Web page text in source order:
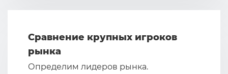
Сравнение крупных игроков
рынка
Определим лидеров рынка.